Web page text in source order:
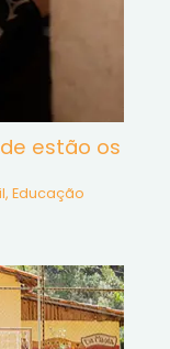
estão os
, Educação